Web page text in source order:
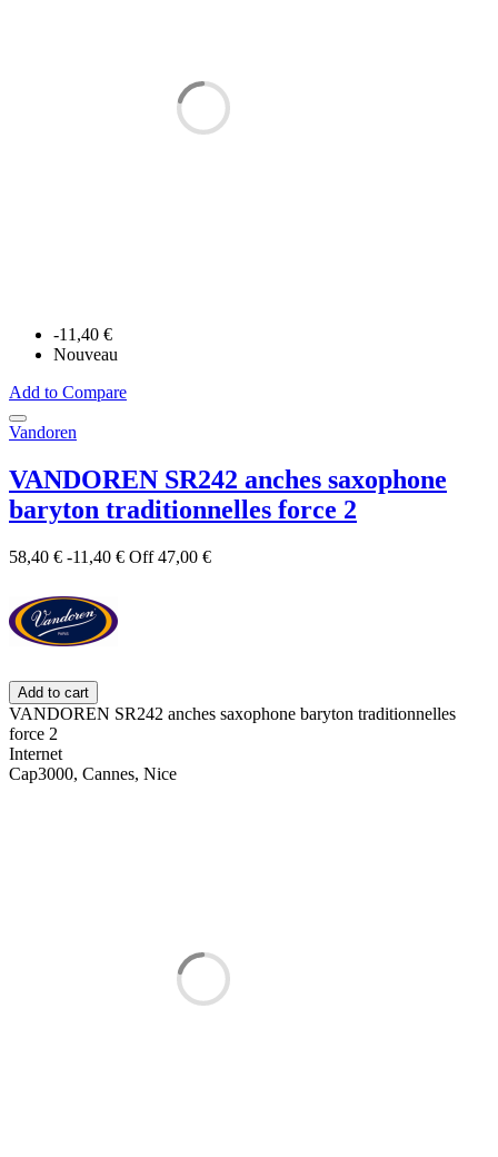
-11,40 €
Nouveau
Add to Compare
Vandoren
VANDOREN SR242 anches saxophone
baryton traditionnelles force 2
58,40 € -11,40 € Off 47,00 €
Add to cart
VANDOREN SR242 anches saxophone baryton traditionnelles
force 2
Internet
Cap3000, Cannes, Nice